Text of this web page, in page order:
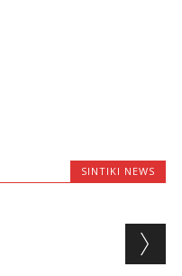
SINTIKI NEWS